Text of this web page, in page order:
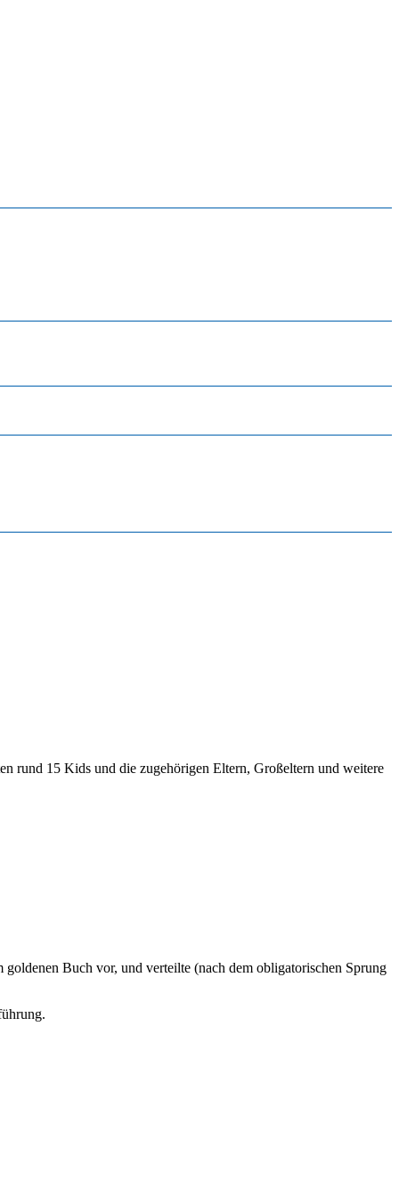
rund 15 Kids und die zugehörigen Eltern, Großeltern und weitere
Buch vor, und verteilte (nach dem obligatorischen Sprung